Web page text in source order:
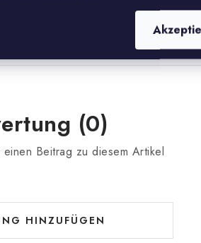
(0)
Beitrag zu diesem Artikel
HINZUFÜGEN